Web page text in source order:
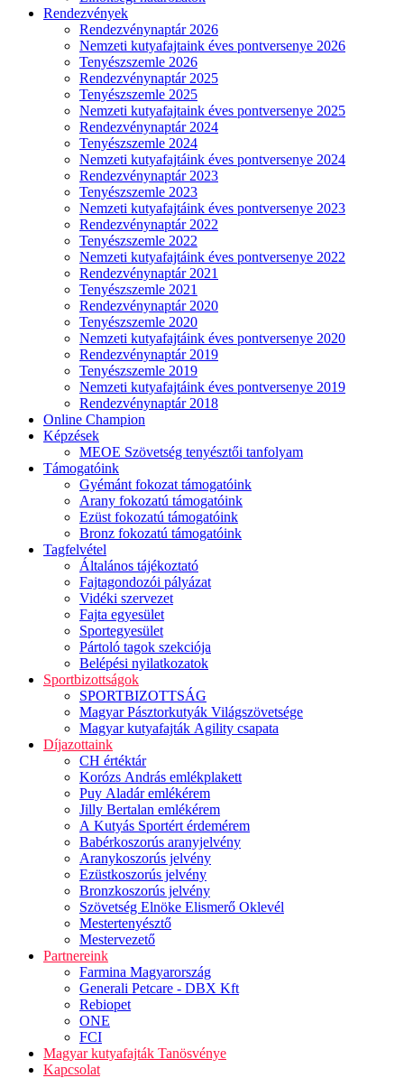
Rendezvények
Rendezvénynaptár 2026
Nemzeti kutyafajtaink éves pontversenye 2026
Tenyészszemle 2026
Rendezvénynaptár 2025
Tenyészszemle 2025
Nemzeti kutyafajtaink éves pontversenye 2025
Rendezvénynaptár 2024
Tenyészszemle 2024
Nemzeti kutyafajtáink éves pontversenye 2024
Rendezvénynaptár 2023
Tenyészszemle 2023
Nemzeti kutyafajtáink éves pontversenye 2023
Rendezvénynaptár 2022
Tenyészszemle 2022
Nemzeti kutyafajtáink éves pontversenye 2022
Rendezvénynaptár 2021
Tenyészszemle 2021
Rendezvénynaptár 2020
Tenyészszemle 2020
Nemzeti kutyafajtáink éves pontversenye 2020
Rendezvénynaptár 2019
Tenyészszemle 2019
Nemzeti kutyafajtáink éves pontversenye 2019
Rendezvénynaptár 2018
Online Champion
Képzések
MEOE Szövetség tenyésztői tanfolyam
Támogatóink
Gyémánt fokozat támogatóink
Arany fokozatú támogatóink
Ezüst fokozatú támogatóink
Bronz fokozatú támogatóink
Tagfelvétel
Általános tájékoztató
Fajtagondozói pályázat
Vidéki szervezet
Fajta egyesület
Sportegyesület
Pártoló tagok szekciója
Belépési nyilatkozatok
Sportbizottságok
SPORTBIZOTTSÁG
Magyar Pásztorkutyák Világszövetsége
Magyar kutyafajták Agility csapata
Díjazottaink
CH értéktár
Korózs András emlékplakett
Puy Aladár emlékérem
Jilly Bertalan emlékérem
A Kutyás Sportért érdemérem
Babérkoszorús aranyjelvény
Aranykoszorús jelvény
Ezüstkoszorús jelvény
Bronzkoszorús jelvény
Szövetség Elnöke Elismerő Oklevél
Mestertenyésztő
Mestervezető
Partnereink
Farmina Magyarország
Generali Petcare - DBX Kft
Rebiopet
ONE
FCI
Magyar kutyafajták Tanösvénye
Kapcsolat